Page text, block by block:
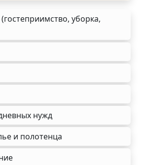
уборка,
нужд
и полотенца